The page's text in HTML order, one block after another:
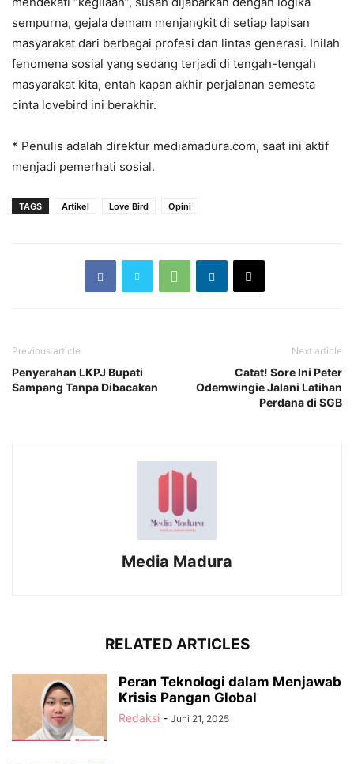
sempurna, gejala demam menjangkit di setiap lapisan
masyarakat dari berbagai profesi dan lintas generasi. Inilah
fenomena sosial yang sedang terjadi di tengah-tengah
masyarakat kita, entah kapan akhir perjalanan semesta
cinta lovebird ini berakhir.
* Penulis adalah direktur mediamadura.com, saat ini aktif
menjadi pemerhati sosial.
TAGS Artikel Love Bird Opini
Previous article
Penyerahan LKPJ Bupati
Sampang Tanpa Dibacakan
Next article
Catat! Sore Ini Peter
Odemwingie Jalani Latihan
Perdana di SGB
Media Madura
RELATED ARTICLES
Peran Teknologi dalam Menjawab
Krisis Pangan Global
Redaksi - Juni 21, 2025